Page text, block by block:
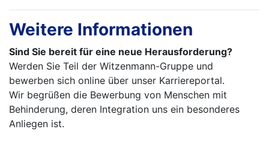
Weitere Informationen
Sind Sie bereit für eine neue Herausforderung?
Werden Sie Teil der Witzenmann-Gruppe und
bewerben sich online über unser Karriereportal.
Wir begrüßen die Bewerbung von Menschen mit
Behinderung, deren Integration uns ein besonderes
Anliegen ist.